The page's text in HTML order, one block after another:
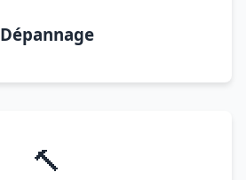
Dépannage
🔨